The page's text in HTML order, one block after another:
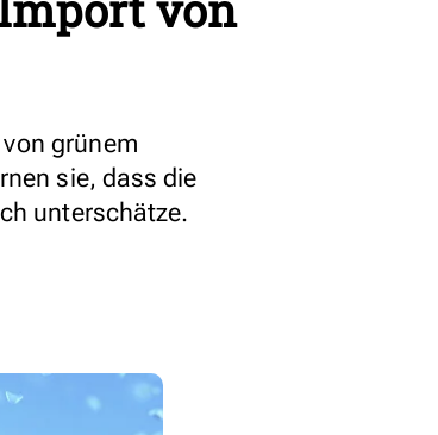
grünem
sie, dass die
unterschätze.